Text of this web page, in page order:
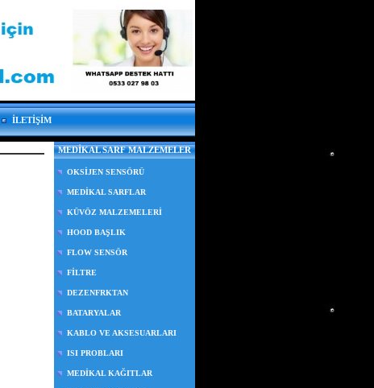
İLETİŞİM
MEDİKAL SARF MALZEMELER
OKSİJEN SENSÖRÜ
MEDİKAL SARFLAR
KÜVÖZ MALZEMELERİ
HOOD BAŞLIK
FLOW SENSÖR
FİLTRE
DEZENFRKTAN
BATARYALAR
KABLO VE AKSESUARLARI
ISI PROBLARI
MEDİKAL KAĞITLAR